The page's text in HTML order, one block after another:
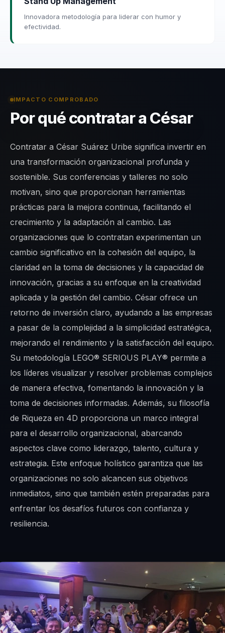
Innovadora metodología para liderar con humor y
efectividad.
IMPACTO COMPROBADO
Por qué contratar a César
Contratar a César Suárez Uribe significa invertir en
una transformación organizacional profunda y
sostenible. Sus conferencias y talleres no solo
motivan, sino que proporcionan herramientas
prácticas para la mejora continua, facilitando el
crecimiento y la adaptación al cambio. Las
organizaciones que lo contratan experimentan un
cambio significativo en la cohesión del equipo, la
claridad en la toma de decisiones y la capacidad de
innovación, gracias a su enfoque en la creatividad
aplicada y la gestión del cambio. César ofrece un
retorno de inversión claro, ayudando a las empresas
a pasar de la complejidad a la simplicidad estratégica,
mejorando el rendimiento y la satisfacción del equipo.
Su metodología LEGO® SERIOUS PLAY® permite a
los líderes visualizar y resolver problemas complejos
de manera efectiva, fomentando la innovación y la
toma de decisiones informadas. Además, su filosofía
de Riqueza en 4D proporciona un marco integral
para el desarrollo organizacional, abarcando
aspectos clave como liderazgo, talento, cultura y
estrategia. Este enfoque holístico garantiza que las
organizaciones no solo alcancen sus objetivos
inmediatos, sino que también estén preparadas para
enfrentar los desafíos futuros con confianza y
resiliencia.